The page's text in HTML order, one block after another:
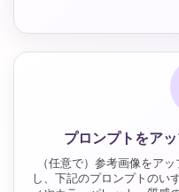
プロンプトをア
（任意で）参考画像をア
し、下記のプロンプトのい